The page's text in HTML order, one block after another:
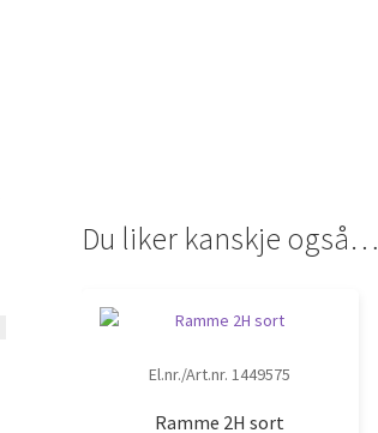
Du liker kanskje også…
El.nr./Art.nr. 1449575
Ramme 2H sort